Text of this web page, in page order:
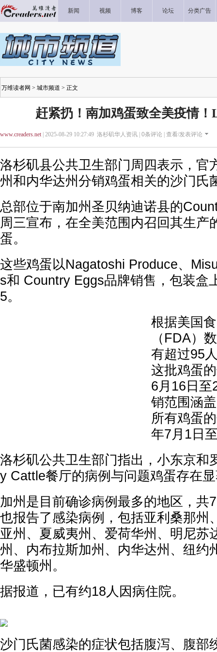
新闻 视频 博客 论坛 分类广告
万维读者网 > 城市频道 > 正文
赶紧扔！南加鸡蛋致全美疫情
www.creaders.net| 2025-08-29 10:27:49 洛杉矶华人资讯 | 0条评论 | 查看/发表评论
洛杉矶县公共卫生部门周四表示，官
州和内华达州分销鸡蛋相关的沙门氏
总部位于南加州圣贝纳迪诺县的
周三宣布，在全美范围内召回其生产
蛋。
这些鸡蛋以Nagatoshi Produce、
s和 Country Eggs品牌销售，包装盒
5。
根据美国
（FDA）
有超过95
这批鸡蛋
6月16日至
销范围涵
所有鸡蛋
年7月1日
洛杉矶公共卫生部门指出，小东京和
y Cattle餐厅的病例与问题鸡蛋存在
加州是目前确诊病例最多的地区，共
也报告了感染病例，包括亚利桑那州
亚州、夏威夷州、爱荷华州、明尼苏
州、内布拉斯加州、内华达州、纽约
华盛顿州。
据报道，已有约18人因病住院。
沙门氏菌感染的症状包括腹泻、腹部